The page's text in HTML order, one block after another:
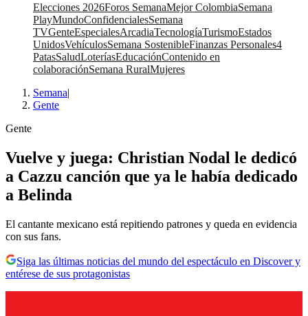
Elecciones 2026Foros SemanaMejor ColombiaSemana
PlayMundoConfidencialesSemana
TVGenteEspecialesArcadiaTecnologíaTurismoEstados
UnidosVehículosSemana SostenibleFinanzas Personales4
PatasSaludLoteríasEducaciónContenido en
colaboraciónSemana RuralMujeres
Semana|
Gente
Gente
Vuelve y juega: Christian Nodal le dedicó
a Cazzu canción que ya le había dedicado
a Belinda
El cantante mexicano está repitiendo patrones y queda en evidencia
con sus fans.
Siga las últimas noticias del mundo del espectáculo en Discover y
entérese de sus protagonistas